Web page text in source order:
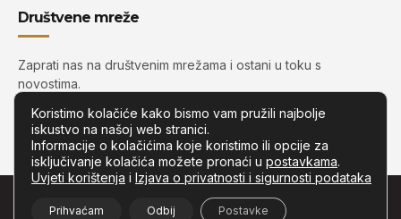
Društvene mreže
Zaprati nas na društvenim mrežama i ostani u toku s
novostima.
Zip.com.hr– Sva prava pridržana.
Koristimo kolačiće kako bismo vam pružili najbolje
iskustvo na našoj web stranici.
Informacije o kolačićima koje koristimo ili opcije za
isključivanje kolačića možete pronaći u postavkama.
Uvjeti korištenja i Izjava o privatnosti i sigurnosti podataka
Prihvaćam Odbij Postavke